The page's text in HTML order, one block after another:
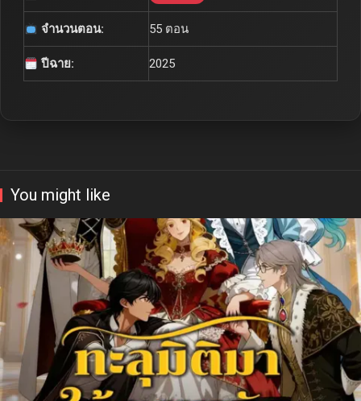
จำนวนตอน: 55 ตอน
ปีฉาย: 2025
You might like